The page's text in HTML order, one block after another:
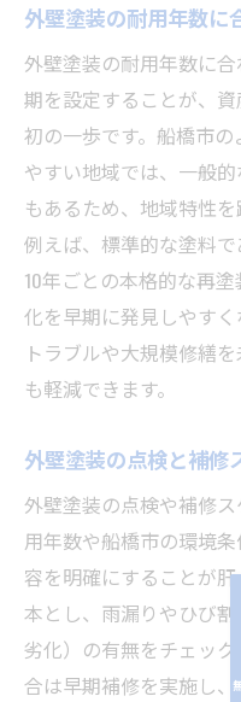
外壁塗装の耐用年数に
外壁塗装の耐用年数に
期を設定することが、
初の一歩です。船橋市
やすい地域では、一般
もあるため、地域特性を
例えば、標準的な塗料
10年ごとの本格的な再
化を早期に発見しやす
トラブルや大規模修繕
も軽減できます。
外壁塗装の点検と補修
外壁塗装の点検や補修ス
用年数や船橋市の環境条
容を明確にすることが
本とし、雨漏りやひび
劣化）の有無をチェック
合は早期補修を実施し